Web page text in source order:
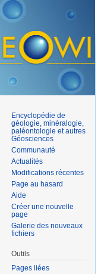
Encyclopédie de
géologie, minéralogie,
paléontologie et autres
Géosciences
Communauté
Actualités
Modifications récentes
Page au hasard
Aide
Créer une nouvelle
page
Galerie des nouveaux
fichiers
Outils
Pages liées